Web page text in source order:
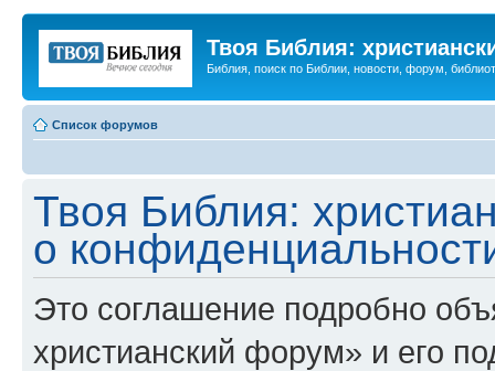
Твоя Библия:
Библия, поиск по Библии, новости, форум,
Список форумов
Твоя Библия:
о
Это соглашение подробно
христианский форум» и его